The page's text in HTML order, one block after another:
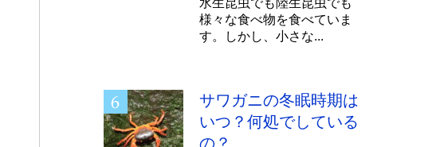
水生昆虫でも陸生昆虫でも
様々な食べ物を食べていま
す。しかし、小さな...
サワガニの冬眠時期は
いつ？何処でしている
の？